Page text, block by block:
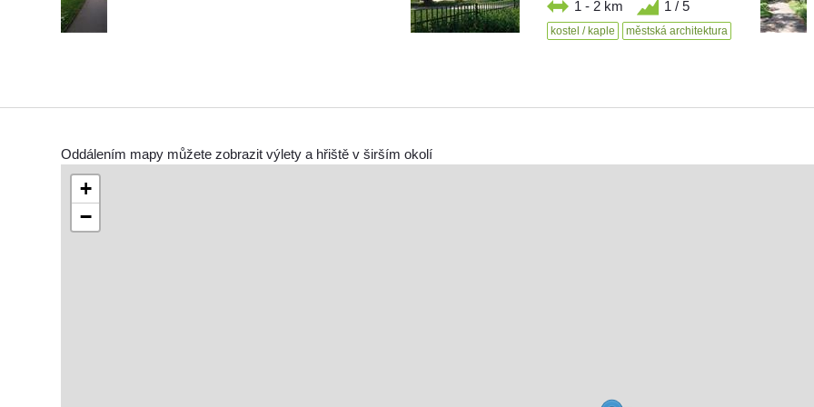
1 - 2 km 1 / 5
kostel / kaple městská architektura
Oddálením mapy můžete zobrazit výlety a hřiště v širším okolí
+
−